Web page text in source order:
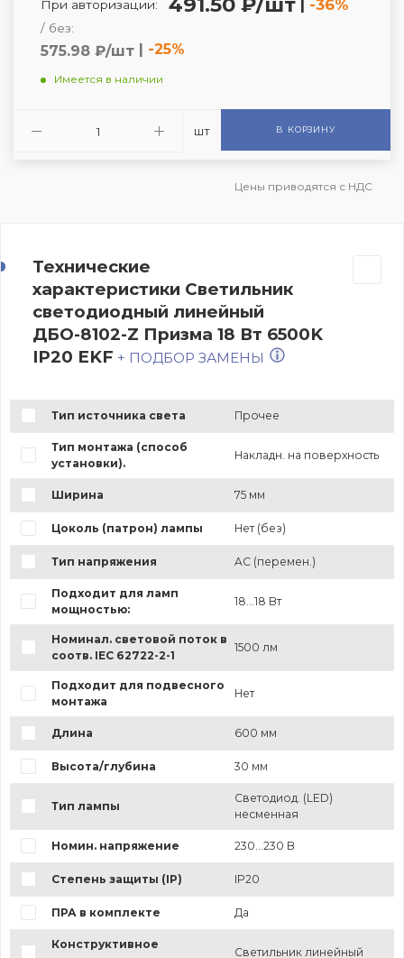
При авторизации: | -36%
/ без:
575.98 ₽/шт -25%
Имеется в наличии
шт В КОРЗИНУ
Цены приводятся с НДС
Технические
характеристики Светильник
светодиодный линейный
ДБО-8102-Z Призма 18 Вт 6500K
IP20 EKF + ПОДБОР ЗАМЕНЫ
Тип источника света Прочее
Тип монтажа (способ
установки).
Накладн. на поверхность
Ширина 75 мм
Цоколь (патрон) лампы Нет (без)
Тип напряжения AC (перемен.)
Подходит для ламп
мощностью:
18...18 Вт
Номинал. световой поток в
соотв. IEC 62722-2-1
1500 лм
Подходит для подвесного
монтажа
Нет
Длина 600 мм
Высота/глубина 30 мм
Тип лампы
Светодиод. (LED)
несменная
Номин. напряжение 230...230 В
Степень защиты (IP) IP20
ПРА в комплекте Да
Конструктивное
Светильник линейный